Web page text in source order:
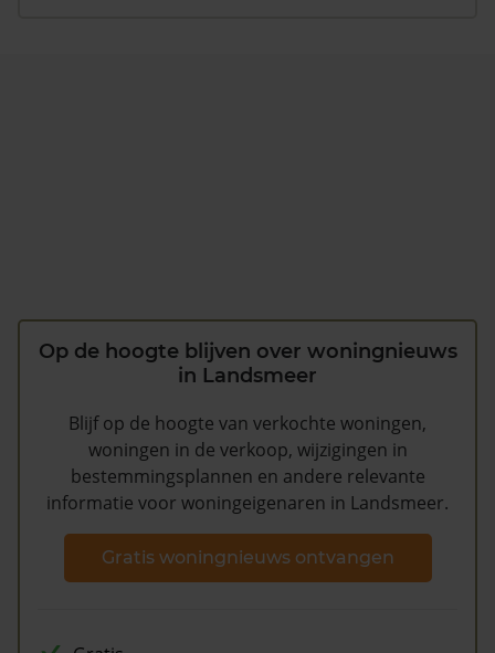
Op de hoogte blijven over woningnieuws
in Landsmeer
Blijf op de hoogte van verkochte woningen,
woningen in de verkoop, wijzigingen in
bestemmingsplannen en andere relevante
informatie voor woningeigenaren in Landsmeer.
Gratis woningnieuws ontvangen